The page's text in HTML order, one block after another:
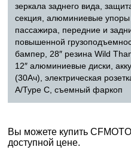
зеркала заднего вида,
секция, алюминиевые упоры
пассажира, передние и
повышенной
бампер, 28″ резина Wild
12″ алюминиевые диски,
(30Ач), электрическая
A/Type C, съемный фаркоп
Вы можете купить
доступной цене.